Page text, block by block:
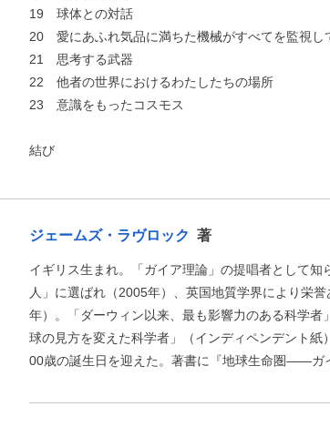
お支払いに進む
他にも商品を買う
19 球体との対話
20 愛にあふれ気品に満ちた機械がすべてを監視し
21 思考する武器
22 他者の世界におけるわたしたちの場所
23 意識をもったコスモス
結び
ジェームズ・ラヴロック 著
イギリス生まれ。「ガイア理論」の提唱者として
人」に選ばれ（2005年）、英国地質学界により栄
年）。「ダーウィン以来、最も影響力のある科学
球の見方を変えた科学者」（インディペンデント
00歳の誕生日を迎えた。著書に『地球生命圏――ガ